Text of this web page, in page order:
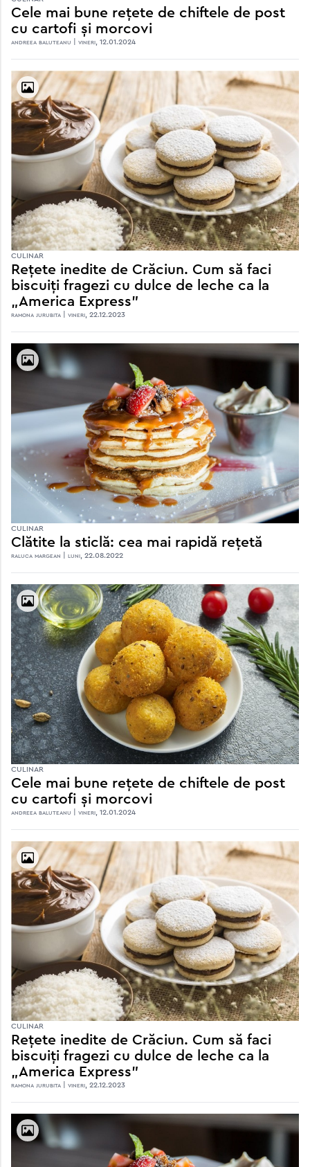
Cele mai bune rețete de chiftele de post
cu cartofi și morcovi
andreea baluteanu | vineri, 12.01.2024
CULINAR
Rețete inedite de Crăciun. Cum să faci
biscuiți fragezi cu dulce de leche ca la
„America Express”
ramona jurubita | vineri, 22.12.2023
CULINAR
Clătite la sticlă: cea mai rapidă rețetă
raluca margean | luni, 22.08.2022
CULINAR
Cele mai bune rețete de chiftele de post
cu cartofi și morcovi
andreea baluteanu | vineri, 12.01.2024
CULINAR
Rețete inedite de Crăciun. Cum să faci
biscuiți fragezi cu dulce de leche ca la
„America Express”
ramona jurubita | vineri, 22.12.2023